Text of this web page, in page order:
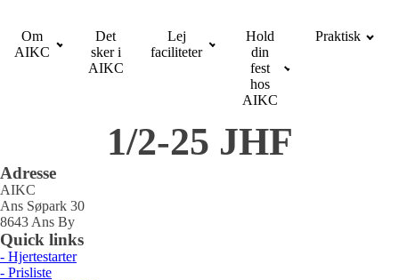
Om
AIKC
Det
sker i
AIKC
Lej
faciliteter
Hold
din
fest
hos
AIKC
Praktisk
1/2-25 JHF
Adresse
AIKC
Ans Søpark 30
8643 Ans By
Quick links
- Hjertestarter
- Prisliste